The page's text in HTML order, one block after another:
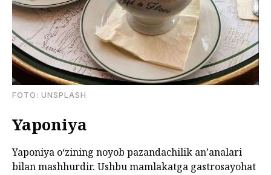
FOTО: UNSPLASH
Yaponiya
Yaponiya oʻzining noyob pazandachilik anʼanalari
bilan mashhurdir. Ushbu mamlakatga gastrosayohat